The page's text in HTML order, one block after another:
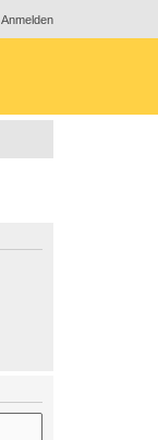
Anmelden